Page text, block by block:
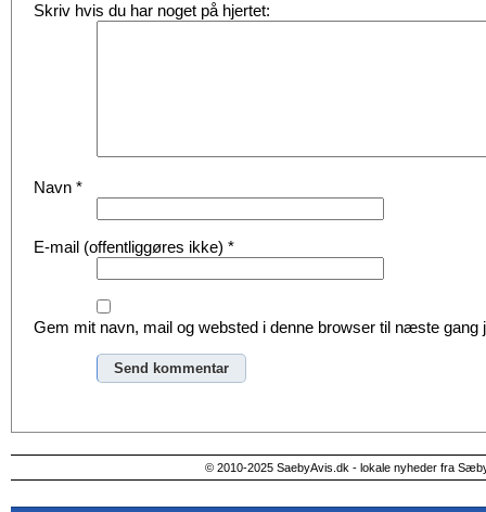
Skriv hvis du har noget på hjertet:
Navn *
E-mail (offentliggøres ikke) *
Gem mit navn, mail og websted i denne browser til næste gang
© 2010-2025 SaebyAvis.dk - lokale nyheder fra